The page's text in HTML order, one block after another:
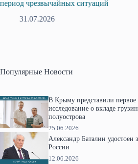
период чрезвычайных ситуаций
31.07.2026
Популярные Новости
В Крыму представили первое
исследование о вкладе
полуострова
25.06.2026
Александр Баталин удостоен
России
12.06.2026